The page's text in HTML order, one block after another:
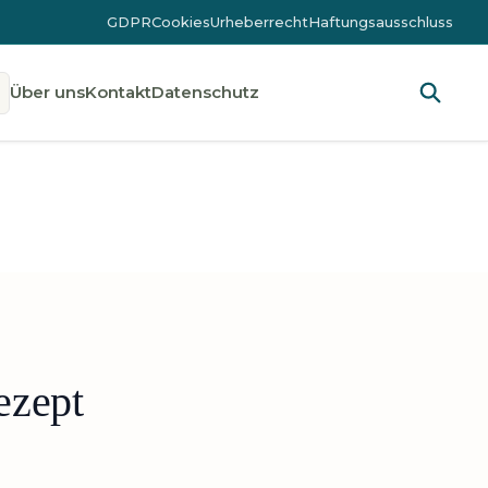
GDPRCookiesUrheberrechtHaftungsausschluss
Über unsKontaktDatenschutz